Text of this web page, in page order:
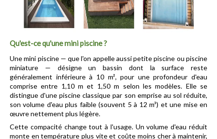
Qu'est-ce qu'une mini piscine ?
Une mini piscine — que l'on appelle aussi petite piscine ou piscine
miniature — désigne un bassin dont la surface reste
généralement inférieure à 10 m², pour une profondeur d'eau
comprise entre 1,10 m et 1,50 m selon les modèles. Elle se
distingue d'une piscine classique par son emprise au sol réduite,
son volume d'eau plus faible (souvent 5 à 12 m³) et une mise en
œuvre nettement plus légère.
Cette compacité change tout à l'usage. Un volume d'eau réduit
monte en température plus vite et coûte moins cher à maintenir,